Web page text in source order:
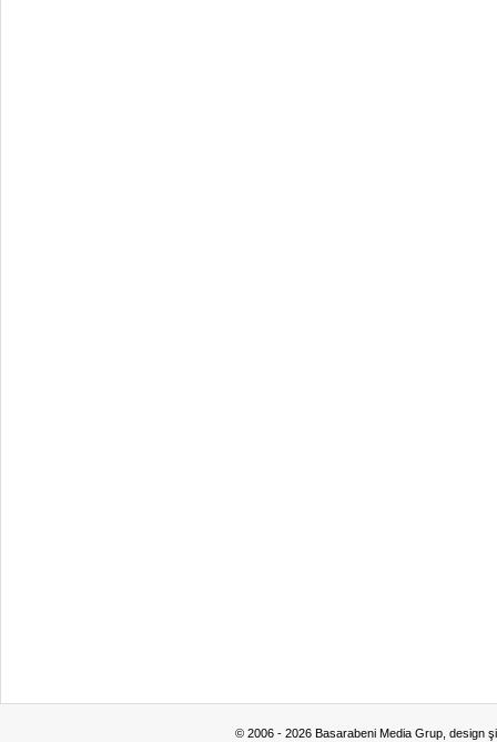
© 2006 - 2026 Basarabeni Media Grup, design